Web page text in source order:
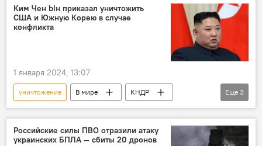
кризис
пандемия война
Ким Чен Ын приказал уничтожить
США и Южную Корею в случае
конфликта
1 января 2024, 13:07
уничтожение В мире
КНДР
Ким Чен Ын
приказ конфликт
Еще 3
Российские силы ПВО отразили атаку
украинских БПЛА — сбиты 20 дронов